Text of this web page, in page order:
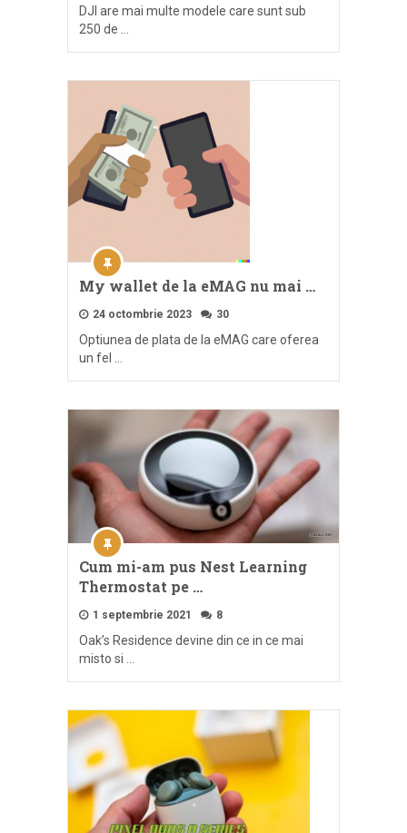
DJI are mai multe modele care sunt sub
250 de …
My wallet de la eMAG nu mai …
24 octombrie 2023 30
Optiunea de plata de la eMAG care oferea
un fel …
Cum mi-am pus Nest Learning
Thermostat pe …
1 septembrie 2021 8
Oak’s Residence devine din ce in ce mai
misto si …